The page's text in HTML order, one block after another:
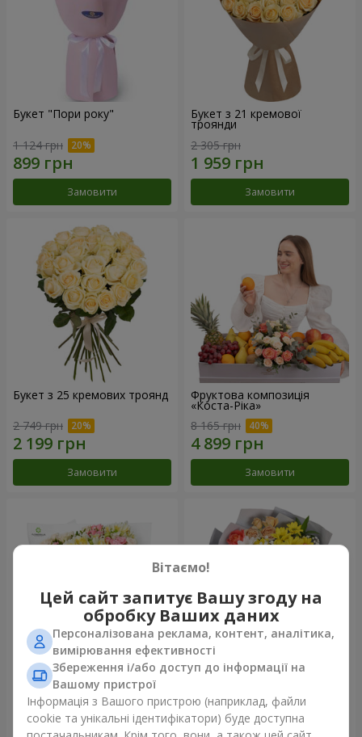
Букет "Пори року"
1 124 грн
Замовити
Букет з 21 кремової
троянди
2 305 грн
Замовити
Букет з 25 кремових троянд
2 749 грн
Замовити
Фруктова композиція
«Коста-Ріка»
8 165 грн
Замовити
Букет "Хрещатик"
4 856 грн
Букет "Ми та літо"
1 843 грн
Вітаємо!
Цей сайт запитує Вашу згоду на
обробку Ваших даних
Персоналізована реклама, контент, аналітика,
вимірювання ефективності
Збереження і/або доступ до інформації на
Вашому пристрої
Інформація з Вашого пристрою (наприклад, файли
cookie та унікальні ідентифікатори) буде доступна